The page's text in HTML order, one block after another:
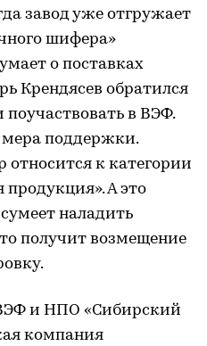
завод уже отгружает
шифера»
о поставках
Крендясев обратился
в ВЭФ.
мера поддержки.
к категории
продукция». А это
наладить
получит возмещение
и НПО «Сибирский
компания